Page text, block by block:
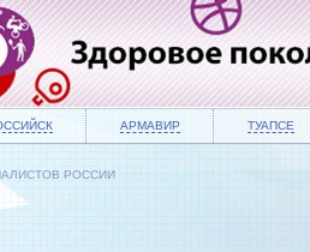
АРМАВИР ТУАПСЕ
РОССИИ